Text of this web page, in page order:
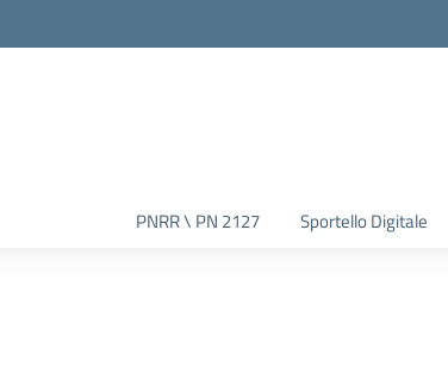
PNRR \ PN 2127 Sportello Digitale